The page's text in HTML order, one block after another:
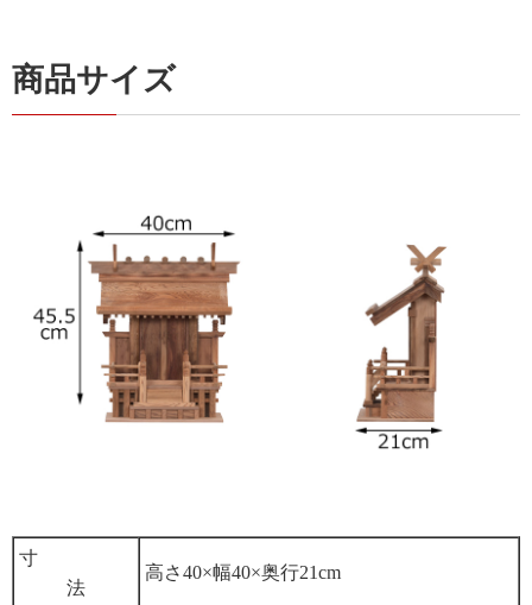
商品サイズ
寸
法
高さ40×幅40×奥行21cm